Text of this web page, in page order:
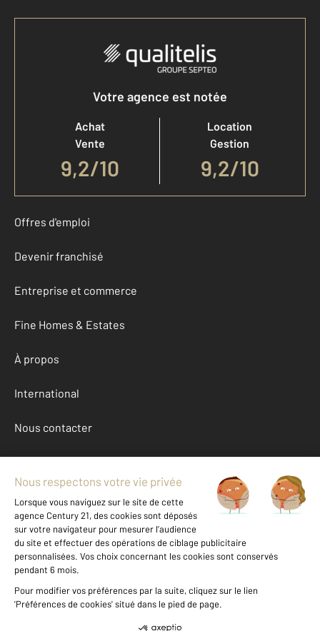
Votre agence est notée
Achat
Vente
9,2/10
Location
Gestion
9,2/10
Offres d'emploi
Devenir franchisé
Entreprise et commerce
Fine Homes & Estates
À propos
International
Nous contacter
Mentions légales & CGU et Barèmes d'honoraires
Données personnelles
Gestionnaire des cookies
Achat appartement autour de CHARTRES (28000)